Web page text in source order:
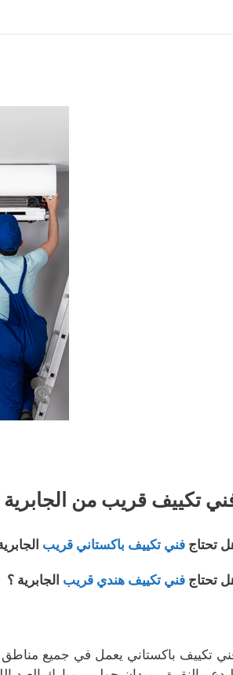
تكييف قريب من الجابرية
تحتاج فني تكييف باكستاني قريب
تحتاج فني تكييف هندي قريب الجابرية ؟
تكييف باكستاني يعمل في جميع مناطق